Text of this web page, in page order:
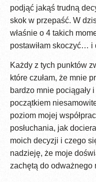
podjąć jakąś trudną
skok w przepaść. W
właśnie o 4 takich
postawiłam skoczyć… i
Każdy z tych punktów
które czułam, że mnie
bardzo mnie pociągały
początkiem
poziom mojej
posłuchania, jak
moich decyzji i czego
nadzieję, że moje
zachętą do odważnego